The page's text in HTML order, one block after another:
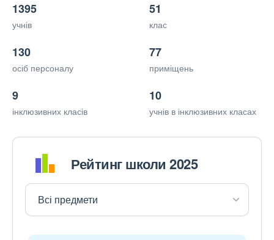
1395
учнів
51
клас
130
осіб персоналу
77
приміщень
9
інклюзивних класів
10
учнів в інклюзивних класах
Рейтинг школи 2025